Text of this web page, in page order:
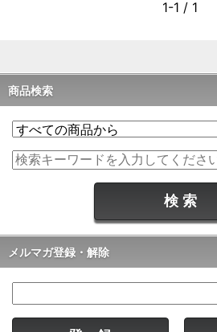
1-1 / 1
商品検索
メルマガ登録・解除